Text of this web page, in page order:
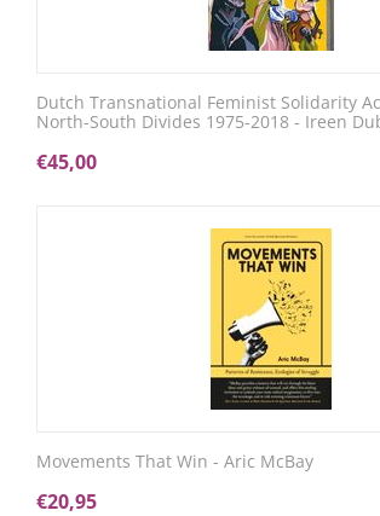
Dutch Transnational Feminist Solidarity
North-South Divides 1975-2018 - Ireen
€45,00
Movements That Win - Aric McBay
€20,95